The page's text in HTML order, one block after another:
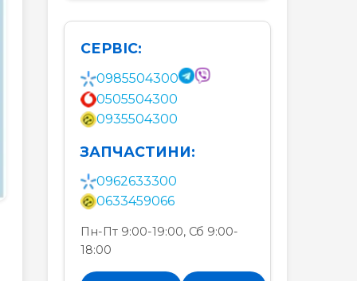
СЕРВІС:
0985504300
0505504300
0935504300
ЗАПЧАСТИНИ:
0962633300
0633459066
Пн-Пт 9:00-19:00, Сб 9:00-
18:00